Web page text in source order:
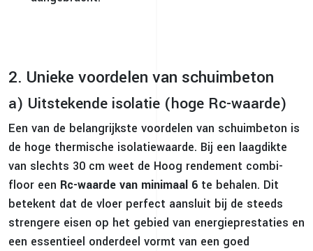
2. Unieke voordelen van schuimbeton
a) Uitstekende isolatie (hoge Rc-waarde)
Een van de belangrijkste voordelen van schuimbeton is
de hoge thermische isolatiewaarde. Bij een laagdikte
van slechts 30 cm weet de Hoog rendement combi-
floor een Rc-waarde van minimaal 6 te behalen. Dit
betekent dat de vloer perfect aansluit bij de steeds
strengere eisen op het gebied van energieprestaties en
een essentieel onderdeel vormt van een goed